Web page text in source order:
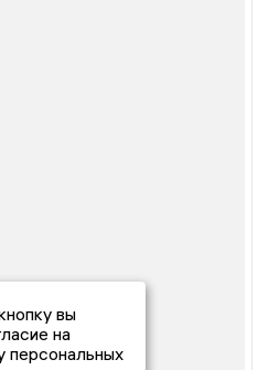
вы
на
персональных